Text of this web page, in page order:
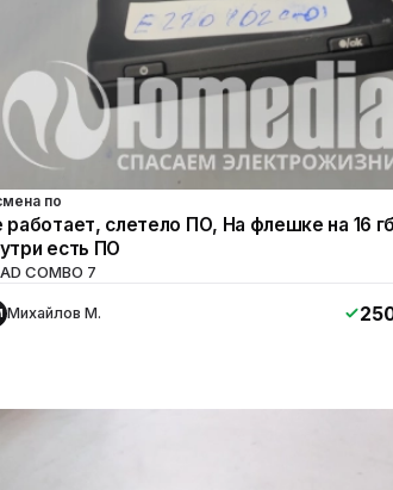
по
работает, слетело ПО, На флешке на 16 гб
есть ПО
COMBO 7
Михайлов М.